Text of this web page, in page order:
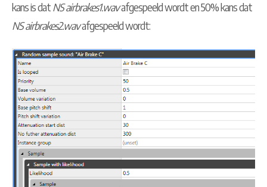
kans is datNS airbrakes1.wavafgespeeld wordt en 50% kans dat
NS airbrakes2.wavafgespeeld wordt: